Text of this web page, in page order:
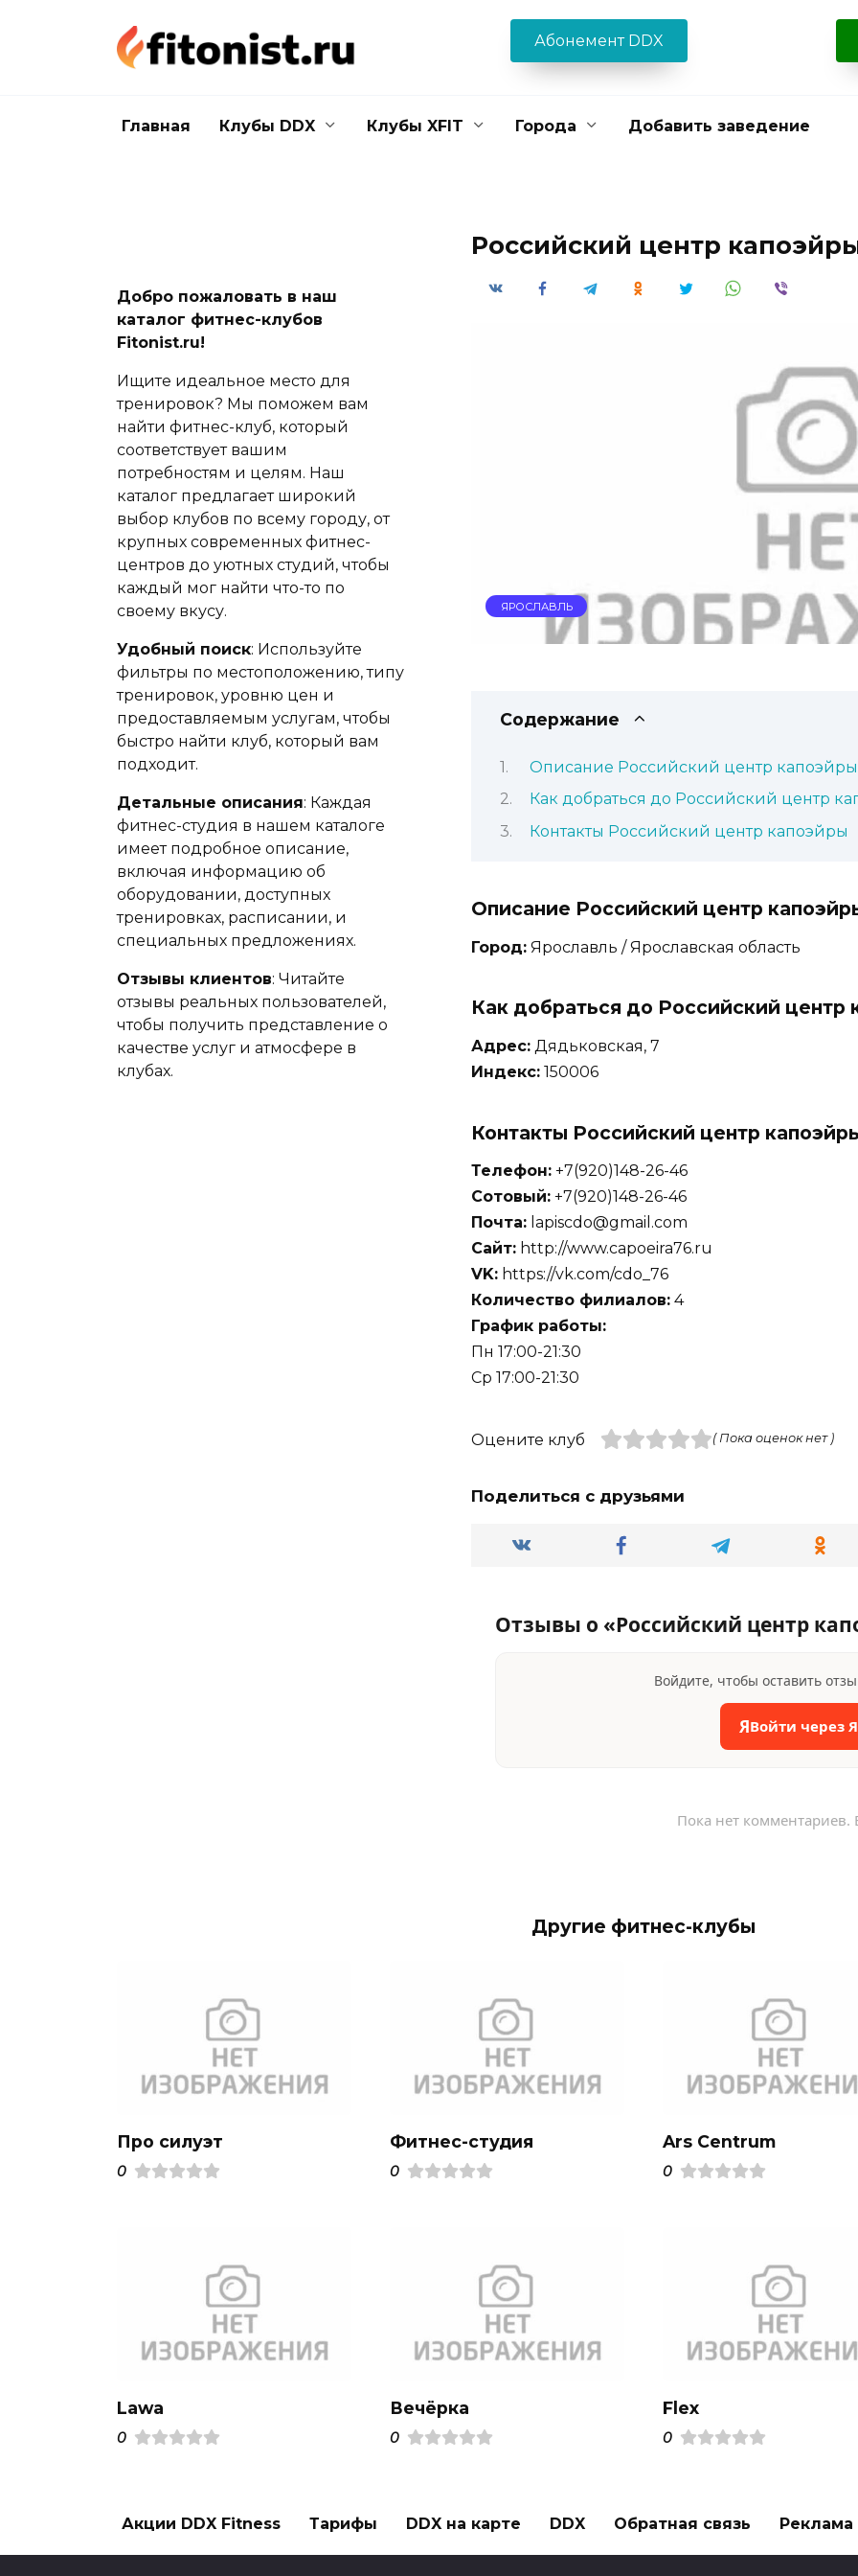
Абонемент DDX
Главная Клубы DDX Клубы XFIT Города Добавить заведение
Российский центр
ЯРОСЛАВЛЬ
Содержание
Описание Российский центр капоэйры
Как добраться до Российский центр
Контакты Российский центр капоэйры
Описание Российский центр
Город: Ярославль / Ярославская область
Как добраться до Российский центр
Адрес: Дядьковская, 7
Индекс: 150006
Контакты Российский центр
Телефон: +7(920)148-26-46
Сотовый: +7(920)148-26-46
Почта: lapiscdo@gmail.com
Сайт: http://www.capoeira76.ru
VK: https://vk.com/cdo_76
Количество филиалов: 4
График работы:
Пн 17:00-21:30
Ср 17:00-21:30
Оцените клуб ( Пока оценок нет )
Поделиться с друзьями
Отзывы о «Российский центр
Войдите, чтобы оставить
ЯВойти через
Пока нет комментариев.
Добро пожаловать в наш
каталог фитнес-клубов
Fitonist.ru!
Ищите идеальное место для
тренировок? Мы поможем вам
найти фитнес-клуб, который
соответствует вашим
потребностям и целям. Наш
каталог предлагает широкий
выбор клубов по всему городу, от
крупных современных фитнес-
центров до уютных студий, чтобы
каждый мог найти что-то по
своему вкусу.
Удобный поиск: Используйте
фильтры по местоположению, типу
тренировок, уровню цен и
предоставляемым услугам, чтобы
быстро найти клуб, который вам
подходит.
Детальные описания: Каждая
фитнес-студия в нашем каталоге
имеет подробное описание,
включая информацию об
оборудовании, доступных
тренировках, расписании, и
специальных предложениях.
Отзывы клиентов: Читайте
отзывы реальных пользователей,
чтобы получить представление о
качестве услуг и атмосфере в
клубах.
Другие фитнес-клубы
Про силуэт
0
Фитнес-студия
0
Ars Centrum
0
Lawa
0
Вечёрка
0
Flex
0
Акции DDX Fitness Тарифы DDX на карте DDX Обратная связь